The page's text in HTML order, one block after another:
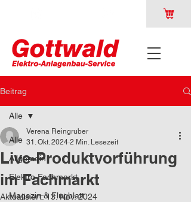
Beitrag
Alle
Allgemein
Elektro Fachmarkt
Magazin & Flugblatt
Alle
Live-Produktvorführung
im Fachmarkt
Verena Reingruber
31. Okt. 2024 2 Min. Lesezeit
Aktualisiert:13. Nov. 2024